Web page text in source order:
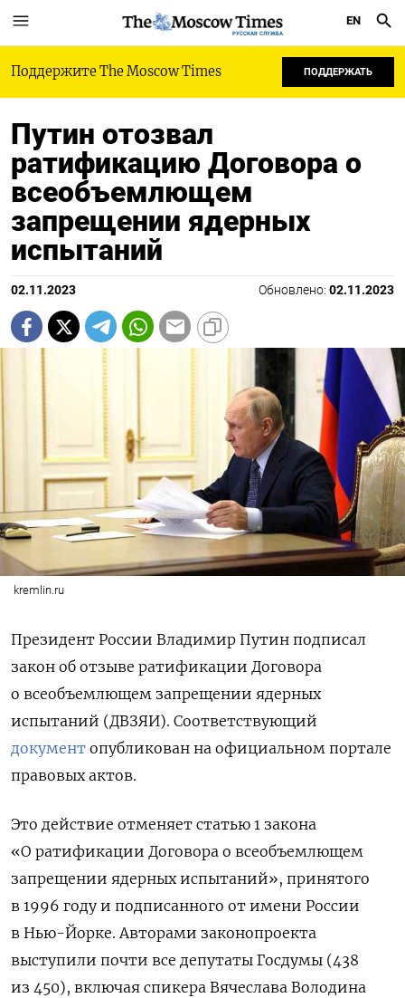
РУССКАЯ СЛУЖБА
EN
Поддержите The Moscow Times ПОДДЕРЖАТЬ
Путин отозвал
ратификацию Договора о
всеобъемлющем
запрещении ядерных
испытаний
02.11.2023 Обновлено: 02.11.2023
kremlin.ru
Президент России Владимир Путин подписал
закон об отзыве ратификации Договора
о всеобъемлющем запрещении ядерных
испытаний (ДВЗЯИ). Соответствующий
документ опубликован на официальном портале
правовых актов.
Это действие отменяет статью 1 закона
«О ратификации Договора о всеобъемлющем
запрещении ядерных испытаний», принятого
в 1996 году и подписанного от имени России
в Нью-Йорке. Авторами законопроекта
выступили почти все депутаты Госдумы (438
из 450), включая спикера Вячеслава Володина